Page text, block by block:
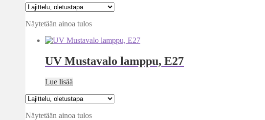
Näytetään ainoa tulos
UV Mustavalo lamppu, E27
Lue lisää
Näytetään ainoa tulos